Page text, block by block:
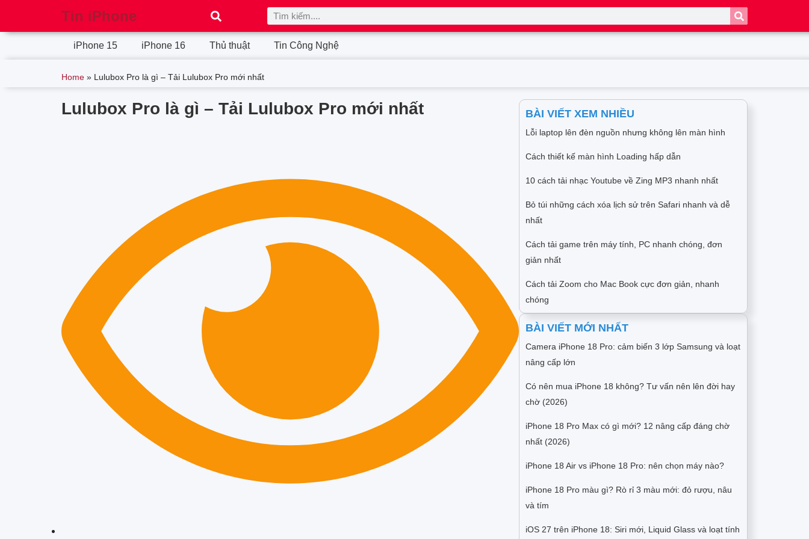
Tin iPhone
iPhone 15 iPhone 16 Thủ thuật Tin Công Nghệ
Home » Lulubox Pro là gì – Tải Lulubox Pro mới nhất
Lulubox Pro là gì – Tải Lulubox Pro mới nhất BÀI VIẾT XEM NHIỀU
Lỗi laptop lên đèn nguồn nhưng không lên màn hình
Cách thiết kế màn hình Loading hấp dẫn
10 cách tải nhạc Youtube về Zing MP3 nhanh nhất
Bỏ túi những cách xóa lịch sử trên Safari nhanh và dễ
nhất
Cách tải game trên máy tính, PC nhanh chóng, đơn
giản nhất
Cách tải Zoom cho Mac Book cực đơn giản, nhanh
chóng
BÀI VIẾT MỚI NHẤT
Camera iPhone 18 Pro: cảm biến 3 lớp Samsung và loạt
nâng cấp lớn
Có nên mua iPhone 18 không? Tư vấn nên lên đời hay
chờ (2026)
iPhone 18 Pro Max có gì mới? 12 nâng cấp đáng chờ
nhất (2026)
iPhone 18 Air vs iPhone 18 Pro: nên chọn máy nào?
iPhone 18 Pro màu gì? Rò rỉ 3 màu mới: đỏ rượu, nâu
và tím
iOS 27 trên iPhone 18: Siri mới, Liquid Glass và loạt tính